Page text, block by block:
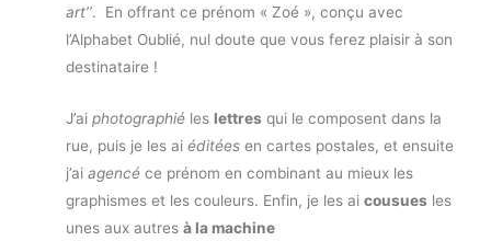
art’’. En offrant ce prénom « Zoé », conçu avec
l’Alphabet Oublié, nul doute que vous ferez plaisir à son
destinataire !
J’ai photographié les lettres qui le composent dans la
rue, puis je les ai éditées en cartes postales, et ensuite
j’ai agencé ce prénom en combinant au mieux les
graphismes et les couleurs. Enfin, je les ai cousues les
unes aux autres à la machine